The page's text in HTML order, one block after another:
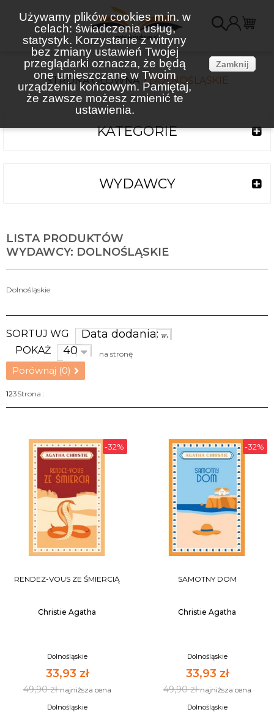
Używamy plików cookies m.in. w
celach: świadczenia usług,
statystyk. Korzystanie z witryny
bez zmiany ustawień Twojej
przeglądarki oznacza, że będą
one umieszczane w Twoim
urządzeniu końcowym. Pamiętaj,
że zawsze możesz zmienić te
ustawienia.
Zamknij
STRONA GŁÓWNA DOLNOŚLĄSKIE
KATEGORIE
WYDAWCY
LISTA PRODUKTÓW
WYDAWCY: DOLNOŚLĄSKIE
Dolnośląskie
SORTUJ WG Data dodania: najnowsze
POKAŻ 40 na stronę
Porównaj (0)
Strona :
123
-32%
RENDEZ-VOUS ZE ŚMIERCIĄ
Christie Agatha
Dolnośląskie
33,93 zł
49,90 złnajniższa cena
Dolnośląskie
-32%
SAMOTNY DOM
Christie Agatha
Dolnośląskie
33,93 zł
49,90 złnajniższa cena
Dolnośląskie